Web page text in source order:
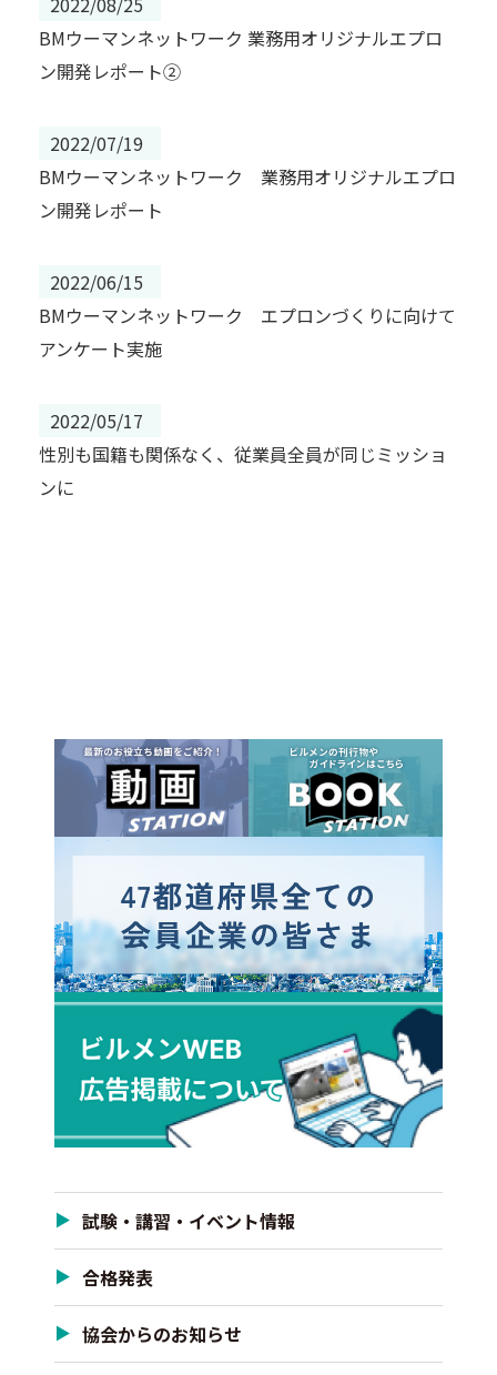
BMウーマンネットワーク 業務用オリジナルエプロ
ン開発レポート②
2022/07/19
BMウーマンネットワーク 業務用オリジナルエプロ
ン開発レポート
2022/06/15
BMウーマンネットワーク エプロンづくりに向けて
アンケート実施
2022/05/17
性別も国籍も関係なく、従業員全員が同じミッショ
ンに
試験・講習・イベント情報
合格発表
協会からのお知らせ